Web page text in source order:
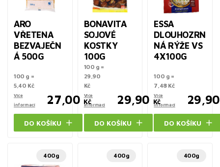
ARO
VŘETENA
BEZVAJEČN
Á 500G
100 g =
5,40 Kč
Více
informací
27,00 Kč
DO KOŠÍKU
BONAVITA
SOJOVÉ
KOSTKY
100G
100 g =
29,90
Kč
Více
informací
29,90 Kč
DO KOŠÍKU
ESSA
DLOUHOZRN
NÁ RÝŽE VS
4X100G
100 g =
7,48 Kč
Více
informací
29,90
DO KOŠÍKU
400g 400g 400g